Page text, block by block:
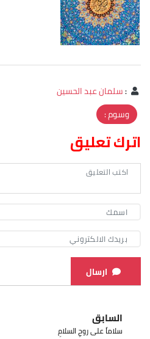
:سلمان عبد الحسين
وسوم :
اترك تعليق
ارسال
السابق
سلاماً على روحِ السلامِ